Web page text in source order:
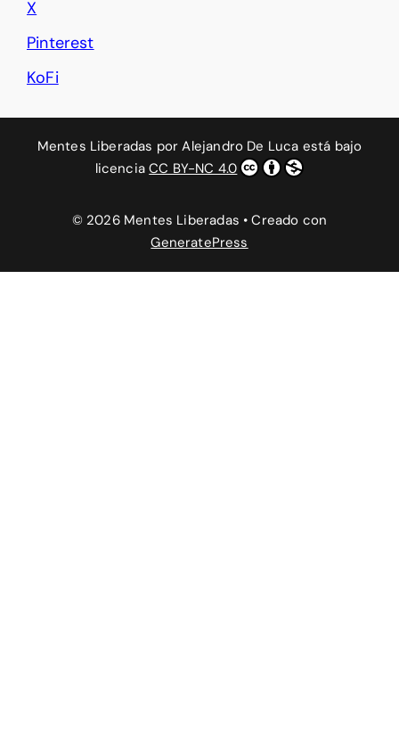
X
Pinterest
KoFi
Mentes Liberadas porAlejandro De Luca está bajo
licenciaCC BY-NC 4.0
© 2026 Mentes Liberadas • Creado con
GeneratePress